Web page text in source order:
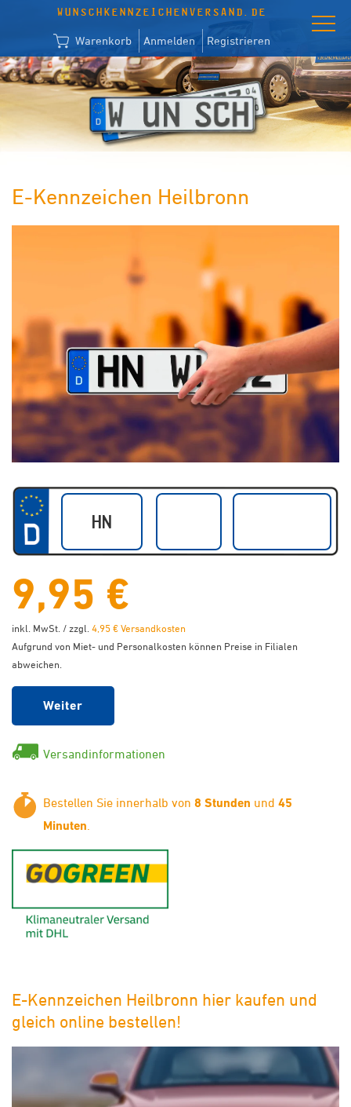
WUNSCHKENNZEICHENVERSAND.DE
Warenkorb Anmelden Registrieren
E-Kennzeichen Heilbronn
9,95 €
inkl. MwSt. / zzgl.4,95 € Versandkosten
Aufgrund von Miet- und Personalkosten können Preise in Filialen
abweichen.
Weiter
Versandinformationen
Bestellen Sie innerhalb von 8 Stunden und 45
Minuten
E-Kennzeichen Heilbronn hier kaufen und
gleich online bestellen!